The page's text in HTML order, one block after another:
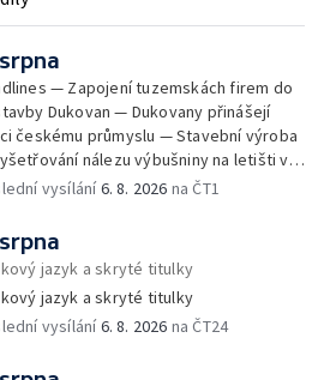
— Zapojení tuzemskách firem do
Dukovan — Dukovany přinášejí
českému průmyslu — Stavební výroba
nálezu výbušniny na letišti v
— Bourání torza vyhořelé budovy ve
spotřeby vody v Jihlavě — Čistý
bank — Jednání o ukončení bojů na
východě — Opakované údery na
Libanon — Přibylo zásahů horské služby
opatření kvůli Evropské lize
— Doživotní trest pro Afghánce —
vysílání6. 8. 2026 na ČT1
jazyk a skryté titulky
jazyk a skryté titulky
vysílání6. 8. 2026 na ČT24